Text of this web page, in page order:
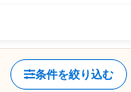
条件を絞り込む